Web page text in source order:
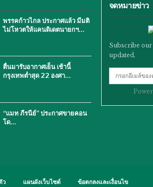
พรรคก้าวไกล ประกาศแล้ว มีมติ
ไม่โหวตให้แคนดิเดตนายกฯ…
ตื่นมารับอากาศเย็น เช้านี้
กรุงเทพต่ำสุด 22 องศา…
“แมท ภีรนีย์” ประกาศขายคอน
โด…
จดหมายข่าว
Subscribe
updated.
ว แผนผังเว็บไซต์ ข้อตกลงและเงื่อนไข